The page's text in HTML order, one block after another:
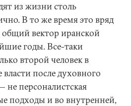
из жизни столь
В то же время это вряд
вектор иранской
годы. Все-таки
второй человек в
после духовного
не персоналистская
подходы и во внутренней,